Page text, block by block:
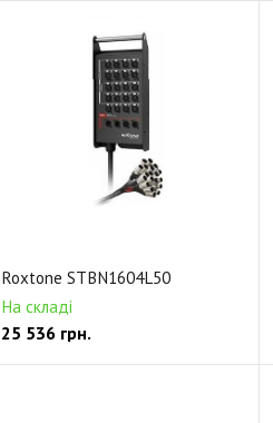
Roxtone STBN1604L50
На складі
25 536грн.